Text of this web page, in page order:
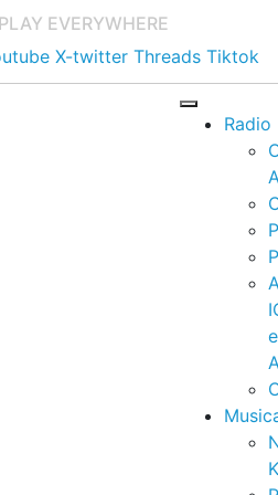
PLAY EVERYWHERE
X-twitter Threads Tiktok
Radio
e